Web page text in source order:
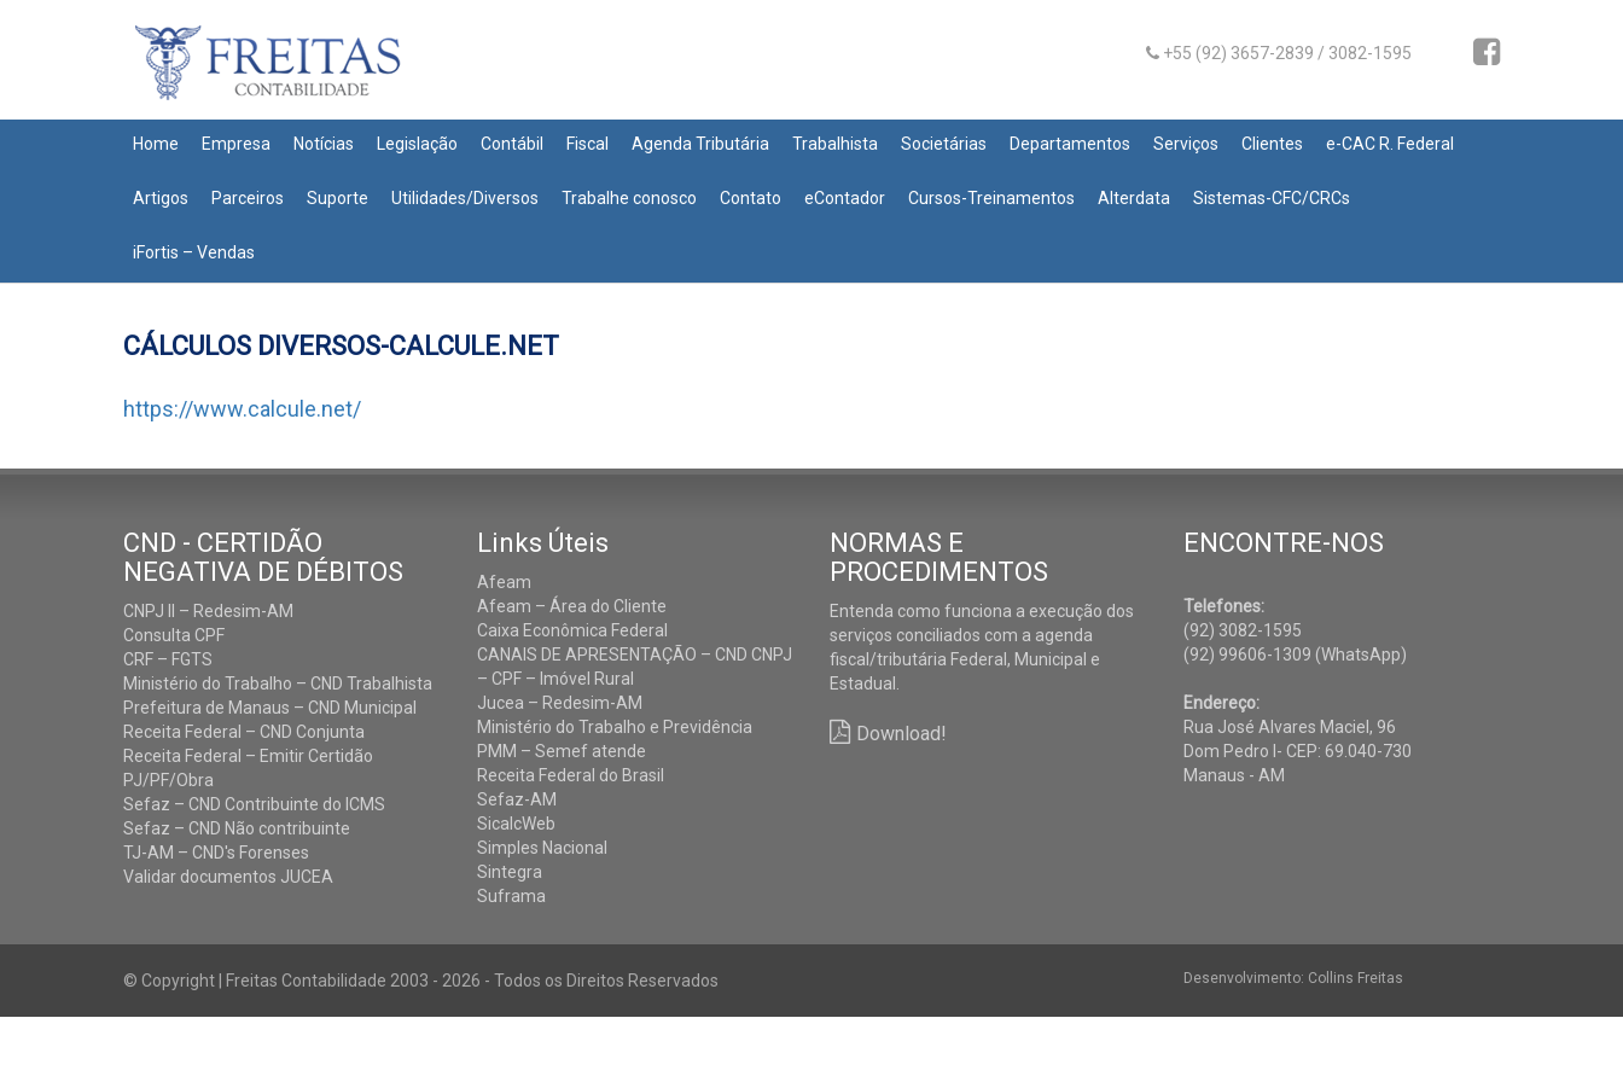
+55 (92) 3657-2839 / 3082-1595
Home Empresa Notícias Legislação Contábil Fiscal Agenda Tributária Trabalhista Societárias Departamentos Serviços Clientes e-CAC R. Federal
Artigos Parceiros Suporte Utilidades/Diversos Trabalhe conosco Contato eContador Cursos-Treinamentos Alterdata Sistemas-CFC/CRCs
iFortis – Vendas
CÁLCULOS DIVERSOS-CALCULE.NET
https://www.calcule.net/
CND - CERTIDÃO
NEGATIVA DE DÉBITOS
CNPJ II – Redesim-AM
Consulta CPF
CRF – FGTS
Ministério do Trabalho – CND Trabalhista
Prefeitura de Manaus – CND Municipal
Receita Federal – CND Conjunta
Receita Federal – Emitir Certidão
PJ/PF/Obra
Sefaz – CND Contribuinte do ICMS
Sefaz – CND Não contribuinte
TJ-AM – CND's Forenses
Validar documentos JUCEA
Links Úteis
Afeam
Afeam – Área do Cliente
Caixa Econômica Federal
CANAIS DE APRESENTAÇÃO – CND CNPJ
– CPF – Imóvel Rural
Jucea – Redesim-AM
Ministério do Trabalho e Previdência
PMM – Semef atende
Receita Federal do Brasil
Sefaz-AM
SicalcWeb
Simples Nacional
Sintegra
Suframa
NORMAS E
PROCEDIMENTOS
Entenda como funciona a execução dos
serviços conciliados com a agenda
fiscal/tributária Federal, Municipal e
Estadual.
Download!
ENCONTRE-NOS
Telefones:
(92) 3082-1595
(92) 99606-1309 (WhatsApp)
Endereço:
Rua José Alvares Maciel, 96
Dom Pedro I- CEP: 69.040-730
Manaus - AM
© Copyright | Freitas Contabilidade 2003 - 2026 - Todos os Direitos Reservados Desenvolvimento: Collins Freitas